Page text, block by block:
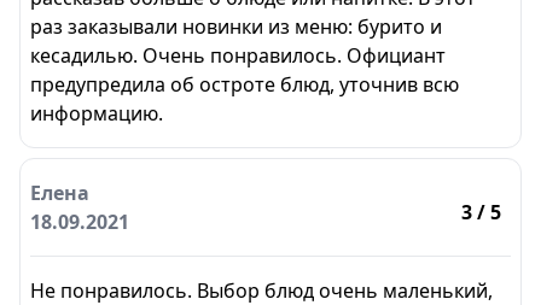
раз заказывали новинки из меню: бурито и
кесадилью. Очень понравилось. Официант
предупредила об остроте блюд, уточнив всю
информацию.
Елена
18.09.2021
3/ 5
Не понравилось. Выбор блюд очень маленький,